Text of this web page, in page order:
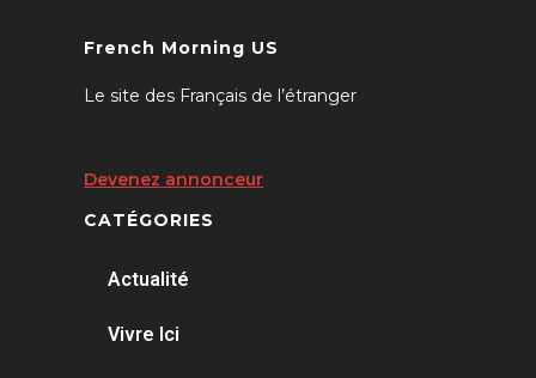
French Morning US
Le site des Français de l’étranger
Devenez annonceur
CATÉGORIES
Actualité
Vivre Ici